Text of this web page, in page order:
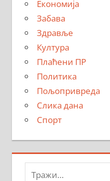
Економија
Забава
Здравље
Култура
Плаћени ПР
Политика
Пољопривреда
Слика дана
Спорт
Тражи: